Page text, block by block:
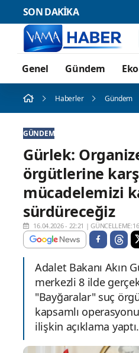
SON DAKİKA
Genel Gündem
Haberler Gündem
GÜNDEM
Gürlek:
örgütlerine
mücadelemizi
sürdüreceğiz
16.04.2026 - 22:21 |
Adalet Bakanı Akın
merkezli 8 ilde
"Bayğaralar" suç
kapsamlı
ilişkin açıklama yaptı.